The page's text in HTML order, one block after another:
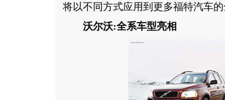
将以不同方式应用到更多福特汽车
沃尔沃:全系车型亮相